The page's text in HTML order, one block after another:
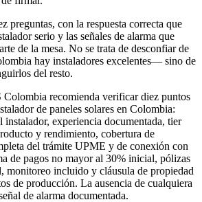
preguntas, con la respuesta correcta que
serio y las señales de alarma que
de la mesa. No se trata de desconfiar de
hay instaladores excelentes— sino de
del resto.
Colombia recomienda verificar diez puntos
de paneles solares en Colombia:
experiencia documentada, tier
y rendimiento, cobertura de
del trámite UPME y de conexión con
de pagos no mayor al 30% inicial, pólizas
monitoreo incluido y cláusula de propiedad
de producción. La ausencia de cualquiera
de alarma documentada.